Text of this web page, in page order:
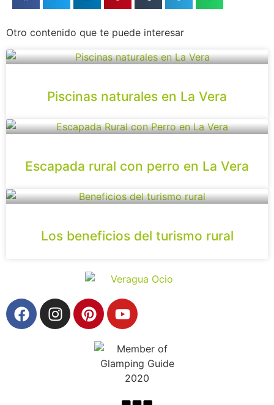
Otro contenido que te puede interesar
Piscinas naturales en La Vera
Escapada rural con perro en La Vera
Los beneficios del turismo rural